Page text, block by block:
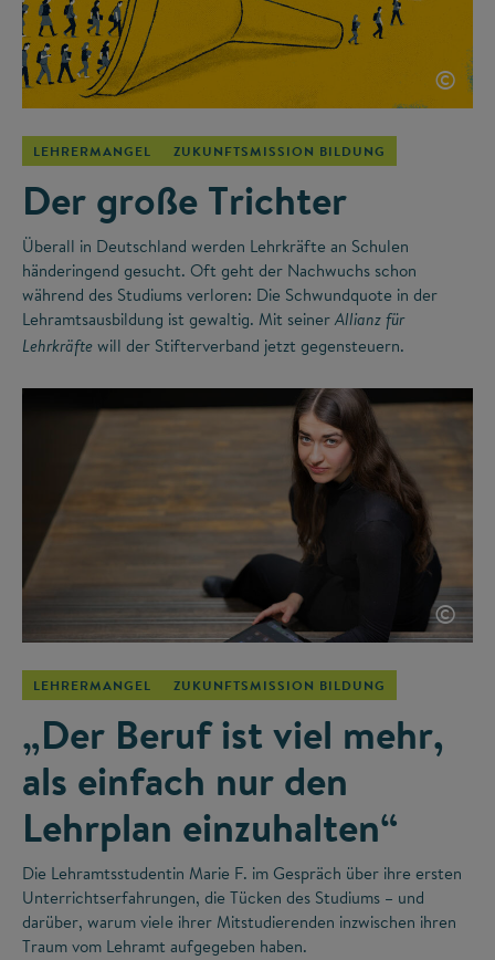
©
LEHRERMANGEL ZUKUNFTSMISSION BILDUNG
Der große Trichter
Überall in Deutschland werden Lehrkräfte an Schulen
händeringend gesucht. Oft geht der Nachwuchs schon
während des Studiums verloren: Die Schwundquote in der
Lehramtsausbildung ist gewaltig. Mit seiner Allianz für
Lehrkräfte will der Stifterverband jetzt gegensteuern.
©
LEHRERMANGEL ZUKUNFTSMISSION BILDUNG
„Der Beruf ist viel mehr,
als einfach nur den
Lehrplan einzuhalten“
Die Lehramtsstudentin Marie F. im Gespräch über ihre ersten
Unterrichtserfahrungen, die Tücken des Studiums – und
darüber, warum viele ihrer Mitstudierenden inzwischen ihren
Traum vom Lehramt aufgegeben haben.